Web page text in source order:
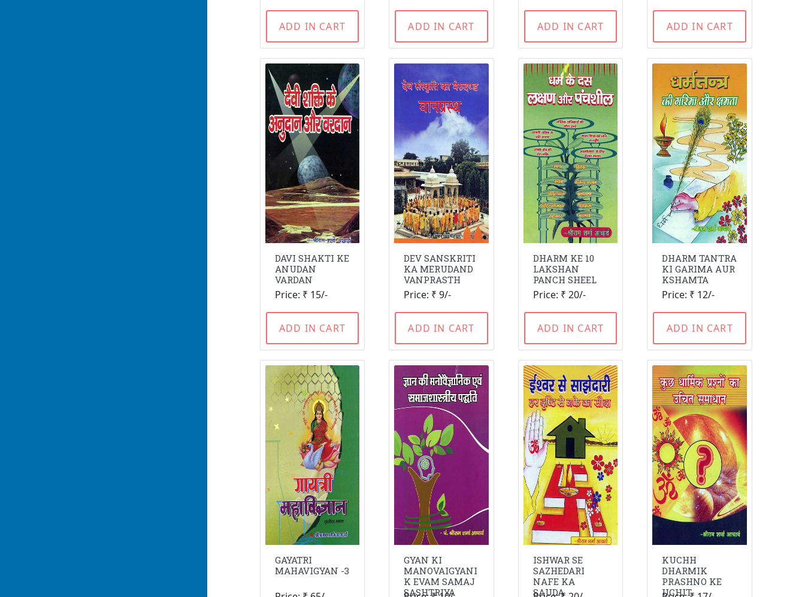
ADD IN CART ADD IN CART ADD IN CART ADD IN CART
DAVI SHAKTI KE
ANUDAN
VARDAN
Price: ₹ 15/-
ADD IN CART
DEV SANSKRITI
KA MERUDAND
VANPRASTH
Price: ₹ 9/-
ADD IN CART
DHARM KE 10
LAKSHAN
PANCH SHEEL
Price: ₹ 20/-
ADD IN CART
DHARM TANTRA
KI GARIMA AUR
KSHAMTA
Price: ₹ 12/-
ADD IN CART
GAYATRI
MAHAVIGYAN -3
GYAN KI
MANOVAIGYANI
K EVAM SAMAJ
SASHTRIYA
ISHWAR SE
SAZHEDARI
NAFE KA
SAUDA
KUCHH
DHARMIK
PRASHNO KE
UCHIT